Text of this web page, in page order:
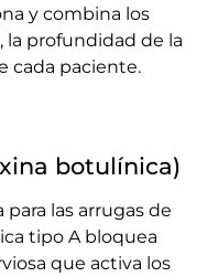
y combina los
la profundidad de la
cada paciente.
botulínica)
las arrugas de
tipo A bloquea
que activa los